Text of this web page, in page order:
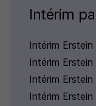
Intérim
Intérim
Intérim Erstein
Intérim Erstein
Intérim